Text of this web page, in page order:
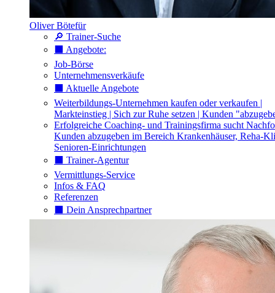
Oliver Bötefür
🔎 Trainer-Suche
⬛️ Angebote:
Job-Börse
Unternehmensverkäufe
⬛️ Aktuelle Angebote
Weiterbildungs-Unternehmen kaufen oder verkaufen |
Markteinstieg | Sich zur Ruhe setzen | Kunden
Erfolgreiche Coaching- und Trainingsfirma sucht
Kunden abzugeben im Bereich Krankenhäuser, Reha-
Senioren-Einrichtungen
⬛️ Trainer-Agentur
Vermittlungs-Service
Infos & FAQ
Referenzen
⬛️ Dein Ansprechpartner